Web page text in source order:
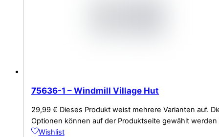
75636-1 – Windmill Village Hut
29,99 € Dieses Produkt weist mehrere Varianten auf.
Optionen können auf der Produktseite gewählt werden
Wishlist